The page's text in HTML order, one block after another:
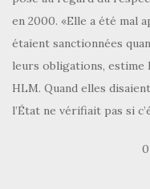
en 2000. «Elle a été mal
étaient sanctionnées
leurs obligations, estime
HLM. Quand elles
l’État ne vérifiait pas si